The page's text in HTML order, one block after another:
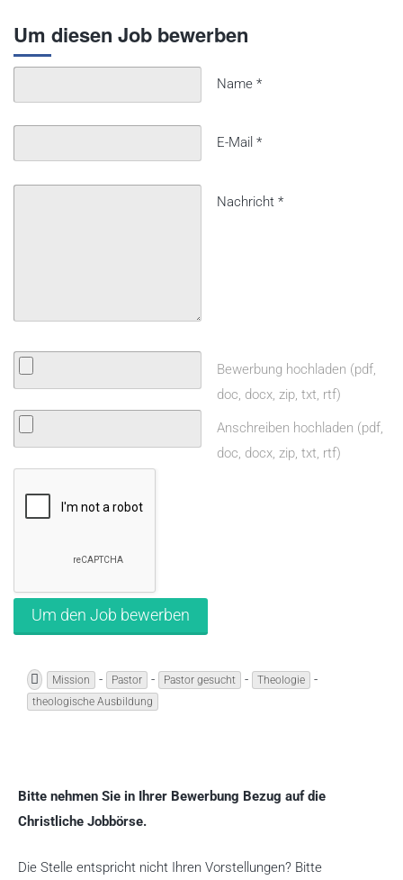
Um diesen Job bewerben
Name *
E-Mail *
Nachricht *
Bewerbung hochladen (pdf,
doc, docx, zip, txt, rtf)
Anschreiben hochladen (pdf,
doc, docx, zip, txt, rtf)
Mission - Pastor - Pastor gesucht - Theologie -
theologische Ausbildung
Bitte nehmen Sie in Ihrer Bewerbung Bezug auf die
Christliche Jobbörse.
Die Stelle entspricht nicht Ihren Vorstellungen? Bitte